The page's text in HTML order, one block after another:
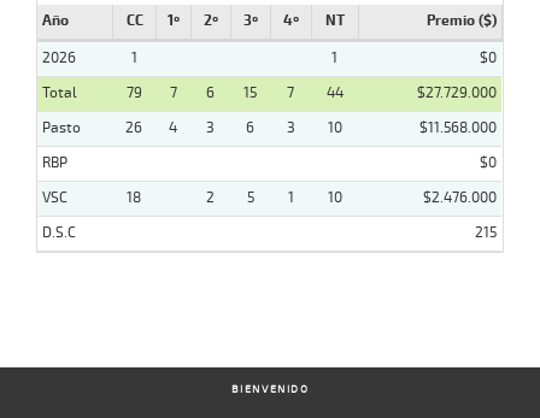
Año CC 1º 2º 3º 4º NT Premio ($)
2026 1 1
$0
Total
79 7 6 15 7 44
$27.729.000
Pasto
26 4 3 6 3 10
$11.568.000
RBP
$0
VSC
18 2 5 1 10
$2.476.000
D.S.C
215
BIENVENIDO